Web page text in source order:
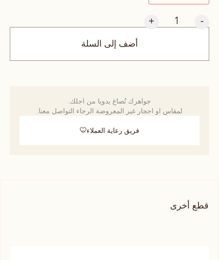
-
+
أضف إلى السلة
جواهرك تُصاغ يدويا من اجلك.
لمقاس او احجار غير المعروضة الرجاء التواصل معنا.
فريق رعاية العملاء
قطع أخرى